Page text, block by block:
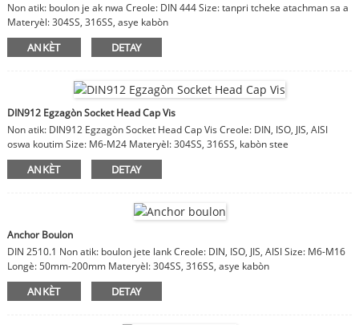
Non atik: boulon je ak nwa Creole: DIN 444 Size: tanpri tcheke atachman sa a
Materyèl: 304SS, 316SS, asye kabòn
ANKÈT DETAY
DIN912 Egzagòn Socket Head Cap Vis
Non atik: DIN912 Egzagòn Socket Head Cap Vis Creole: DIN, ISO, JIS, AISI
oswa koutim Size: M6-M24 Materyèl: 304SS, 316SS, kabòn stee
ANKÈT DETAY
Anchor Boulon
DIN 2510.1 Non atik: boulon jete lank Creole: DIN, ISO, JIS, AISI Size: M6-M16
Longè: 50mm-200mm Materyèl: 304SS, 316SS, asye kabòn
ANKÈT DETAY